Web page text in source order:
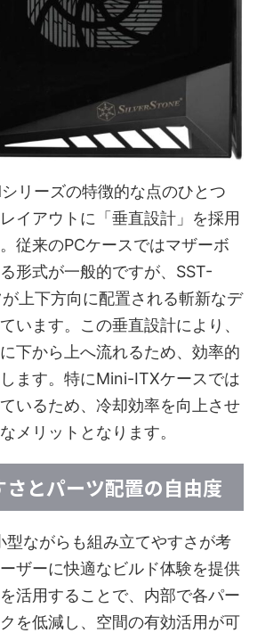
リーズの特徴的な点のひとつ
イアウトに「垂直設計」を採用
従来のPCケースではマザーボ
形式が一般的ですが、SST-
上下方向に配置される斬新なデ
います。この垂直設計により、
下から上へ流れるため、効率的
ます。特にMini-ITXケースでは
いるため、冷却効率を向上させ
メリットとなります。
とパーツ配置の自由度
型ながらも組み立てやすさが考
ザーに快適なビルド体験を提供
活用することで、内部で各パー
を低減し、空間の有効活用が可